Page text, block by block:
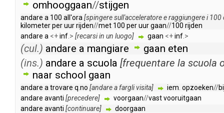
omhooggaan//stijgen
andare a 100 all'ora [spingeresull'acceleratoreeraggiungerei 100
kilometerperuurrijden//met 100 peruurgaan//100 rijden
andare a <+inf .> [recarsiin un luogo] gaan <+inf .>
(cul.) andare a mangiare gaan eten
(ins.) andare a scuola [frequentare la scuola
naar school gaan
andare a trovare q no [andarea farglivisita] iem opzoeken//
andare avanti [precedere] voorgaan//vastvooruitgaan
andare avanti [continuare]
doorgaan